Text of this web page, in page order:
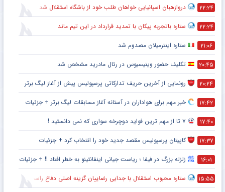
۲۲:۲۴ دروازهبان اسپانیایی خواهان طلب خود از باشگاه استقلال شد
۲۲:۲۴ ستاره باتجربه پیکان با تمدید قرارداد در این تیم ماند
۲۱:۰۶ ستاره اینترمیلان مصدوم شد
۲۰:۴۵ تکلیف حضور وینیسیوس در رئال مادرید مشخص شد
۲۰:۲۴ رونمایی از آخرین حریف تدارکاتی پرسپولیس پیش از آغاز لیگ برتر
۱۷:۴۲ خبر مهم برای هواداران در آستانه آغاز مسابقات لیگ برتر + جزئیات
۱۷:۴۰ ۷ تا از مهم ترین فواید دوچرخه سواری که نمی دانستید !
۱۷:۳۷ کاپیتان پرسپولیس مقصد جدید خود را انتخاب کرد + جزئیات
۱۶:۰۱ زلزله بزرگ در فیفا ؛ ریاست جیانی اینفانتینو به خطر افتاد !! + جزئیات
۱۵:۵۵ ستاره محبوب استقلال با جدایی رضاییان گزینه اصلی دفاع راست این تیم